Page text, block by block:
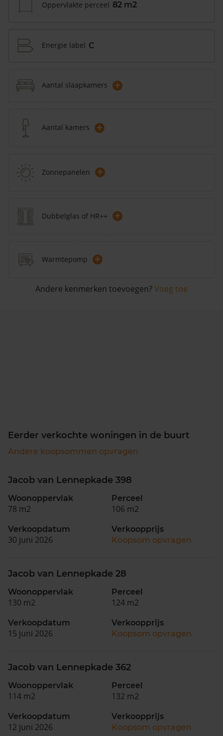
Oppervlakte perceel 82 m2
Energie label C
Aantal slaapkamers +
Aantal kamers +
Zonnepanelen +
Dubbelglas of HR++ +
Warmtepomp +
Andere kenmerken toevoegen? Voeg toe
Eerder verkochte woningen in de buurt
Andere koopsommen opvragen
Jacob van Lennepkade 398
Woonoppervlak
78 m2
Perceel
106 m2
Verkoopdatum
30 juni 2026
Verkoopprijs
Koopsom opvragen
Jacob van Lennepkade 28
Woonoppervlak
130 m2
Perceel
124 m2
Verkoopdatum
15 juni 2026
Verkoopprijs
Koopsom opvragen
Jacob van Lennepkade 362
Woonoppervlak
114 m2
Perceel
132 m2
Verkoopdatum
12 juni 2026
Verkoopprijs
Koopsom opvragen